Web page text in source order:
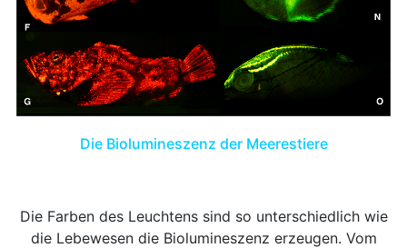
Die Biolumineszenz der Meerestiere
Die Farben des Leuchtens sind so unterschiedlich wie
die Lebewesen die Biolumineszenz erzeugen. Vom